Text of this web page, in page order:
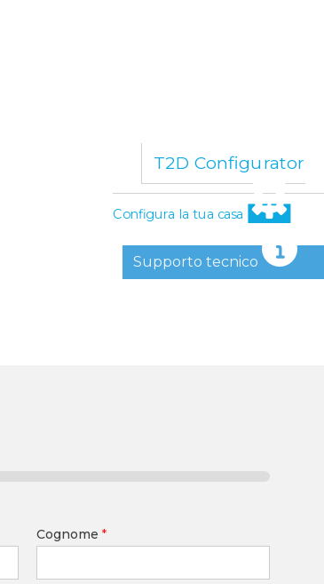
Cognome*
Supporto tecnico
T2D Configurator
Configura la tua casa